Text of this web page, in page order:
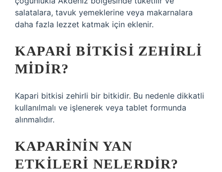
salatalara, tavuk yemeklerine veya makarnalara
daha fazla lezzet katmak için eklenir.
KAPARI BITKISI ZEHIRLI
MIDIR?
Kapari bitkisi zehirli bir bitkidir. Bu nedenle dikkatli
kullanılmalı ve işlenerek veya tablet formunda
alınmalıdır.
KAPARININ YAN
ETKILERI NELERDIR?